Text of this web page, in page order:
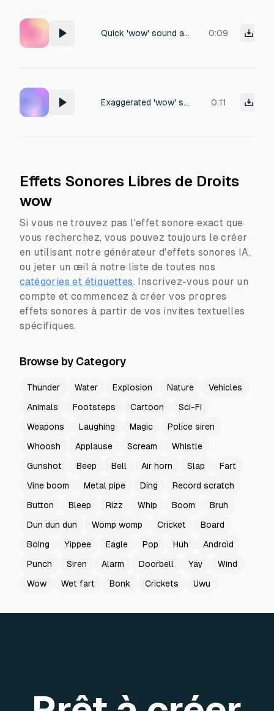
Quick 'wow' sound as a surprise reaction. 0:09
Exaggerated 'wow' sound effect in a cartoon. 0:11
Effets Sonores Libres de Droits
wow
Si vous ne trouvez pas l'effet sonore exact que
vous recherchez, vous pouvez toujours le créer
en utilisant notre générateur d'effets sonores IA,
ou jeter un œil à notre liste de toutes nos
catégories et étiquettes. Inscrivez-vous pour un
compte et commencez à créer vos propres
effets sonores à partir de vos invites textuelles
spécifiques.
Browse by Category
Thunder Water Explosion Nature
Vehicles
Animals
Footsteps Cartoon
Sci-Fi
Weapons
Laughing Magic
Police siren
Whoosh
Applause Scream
Whistle
Gunshot
Beep Bell Air horn Slap
Fart
Vine boom
Metal pipe Ding
Record scratch
Button
Bleep Rizz Whip Boom
Bruh
Dun dun dun
Womp womp Cricket
Board
Boing
Yippee Eagle Pop Huh
Android
Punch
Siren Alarm Doorbell Yay
Wind
Wow
Wet fart Bonk Crickets Uwu